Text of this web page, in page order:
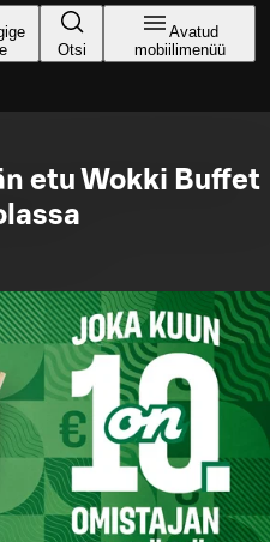
Otsi
Avatud
mobiilimenüü
etu Wokki Buffet